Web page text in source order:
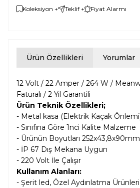
Koleksiyon + Teklif + Fiyat Alarmı
Ürün Özellikleri Yorumlar
12 Volt / 22 Amper / 264 W /
Faturalı / 2 Yıl Garantili
Ürün Teknik Özellikleri;
- Metal kasa (Elektrik Kaçak
- Sınıfına Göre 1nci Kalite Malzeme
- Ürünün Boyutları 252x43,8x90mm
- İP 67 Dış Mekana Uygun
- 220 Volt İle Çalışır
Kullanım Alanları:
- Şerit led, Özel Aydınlatma